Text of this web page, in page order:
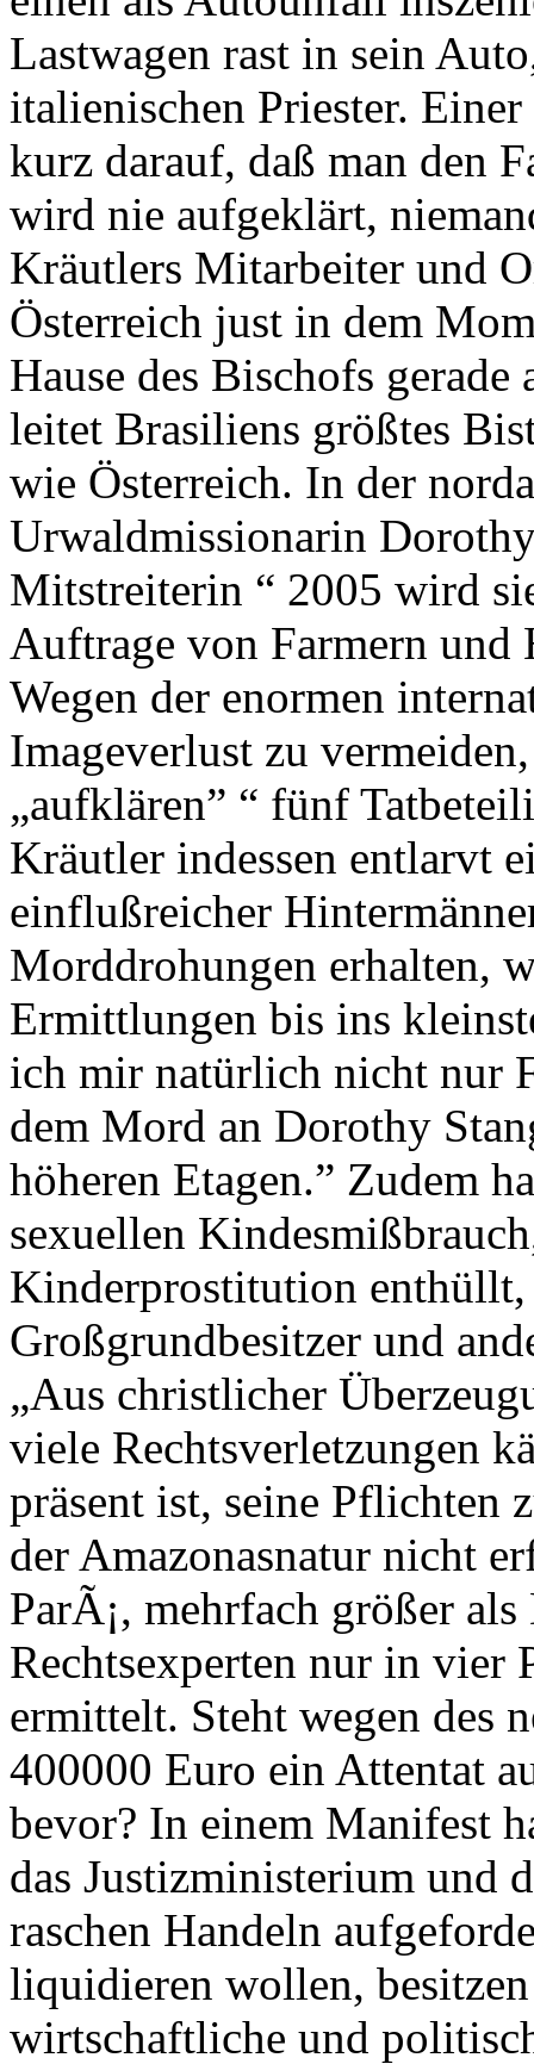
Lastwagen rast in sein
italienischen Priester.
kurz darauf, daß man den
wird nie aufgeklärt,
Kräutlers Mitarbeiter und
Österreich just in dem
Hause des Bischofs
leitet Brasiliens größtes
wie Österreich. In der
Urwaldmissionarin
Mitstreiterin “ 2005 wird
Auftrage von Farmern
Wegen der enormen
Imageverlust zu
„aufklären” “ fünf
Kräutler indessen entlarvt
einflußreicher
Morddrohungen erhalten,
Ermittlungen bis ins
ich mir natürlich nicht nur
dem Mord an Dorothy
höheren Etagen.” Zudem
sexuellen
Kinderprostitution
Großgrundbesitzer und
„Aus christlicher
viele Rechtsverletzungen
präsent ist, seine Pflichten
der Amazonasnatur nicht
ParÃ¡, mehrfach größer
Rechtsexperten nur in vier
ermittelt. Steht wegen des
400000 Euro ein Attentat
bevor? In einem Manifest
das Justizministerium und
raschen Handeln
liquidieren wollen,
wirtschaftliche und